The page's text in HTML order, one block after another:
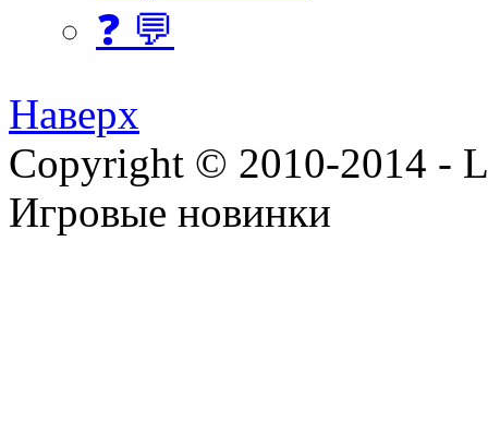
❓ 💬
Наверх
Copyright © 2010-2014 -
Игровые новинки